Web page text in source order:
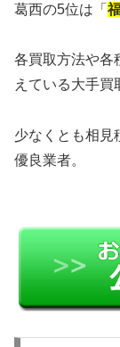
葛西の5位は「
各買取方法や各
えている大手買
少なくとも相見
優良業者。